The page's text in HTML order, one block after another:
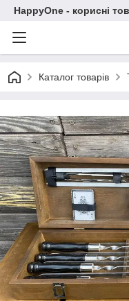
HappyOne - корисні
Каталог товарів